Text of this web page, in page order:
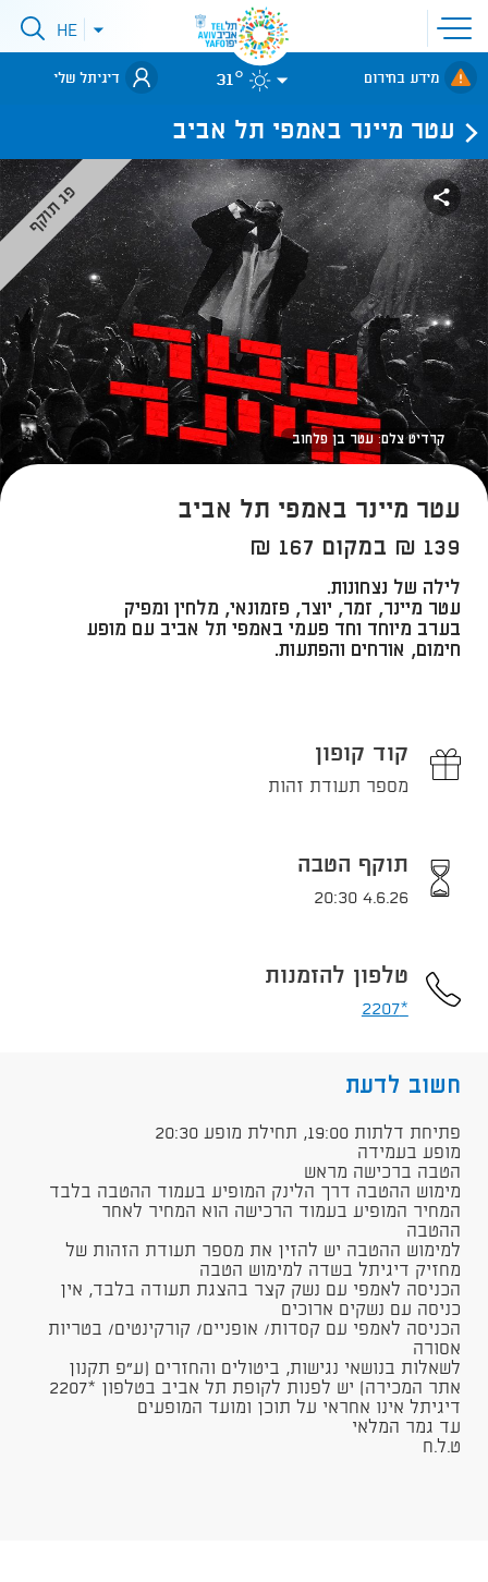
פתיחת
תפריט
אתר
לאתר עיריית
תל-אביב
פתיחתHE
מידע בחירום 31° דיגיתל שלי
עטר מיינר באמפי תל אביב
​קרדיט צלם: עטר בן פלחוב
פג תוקף
עטר מיינר באמפי תל אביב
139 ₪ במקום 167 ₪
לילה של נצחונות.
עטר מיינר, זמר, יוצר, פזמונאי, מלחין ומפיק
בערב מיוחד וחד פעמי באמפי תל אביב עם מופע
חימום, אורחים והפתעות​.
קוד קופון
מספר תעודת זהות
תוקף הטבה
4.6.26 20:30
טלפון להזמנות
*2207
חשוב לדעת
​פתיחת דלתות 19:00, תחילת מופע 20:30
מופע בעמידה
הטבה ברכישה מראש
מימוש ההטבה דרך הלינק המופיע בעמוד ההטבה בלבד
המחיר המופיע בעמוד הרכישה הוא המחיר לאחר
ההטבה​
למימוש ההטבה יש להזין את מספר תעודת הזהות של
מחזיק דיגיתל בשדה למימוש הטבה​
הכניסה לאמפי עם נשק קצר בהצגת תעודה בלבד, אין
כניסה עם נשקים ארוכים
הכניסה לאמפי עם קסדות/ אופניים/ קורקינטים/ בטריות
אסורה
לשאלות בנושאי נגישות, ביטולים והחזרים (ע"פ תקנון
אתר המכירה)​ יש לפנות לקופת תל אביב בטלפון *2207
דיגיתל אינו אחראי על תוכן ומועד המופעים
עד גמר המלאי
ט.ל.ח​